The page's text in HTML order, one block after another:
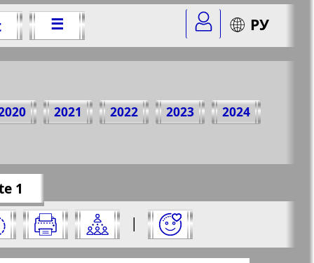
☰ РУ
2021 2022 2023
2024
aus und klicken Sie darauf:
1
|